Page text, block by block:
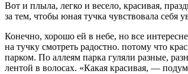
Вот и плыла, легко и весело, красивая,
за тем, чтобы юная тучка чувствовала
Конечно, хорошо ей в небе, но все
на тучку смотреть радостно. потому что
парком. По аллеям парка гуляли разные,
лентой в волосах. «Какая красивая, —